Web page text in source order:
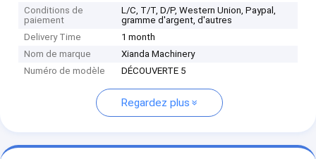
Conditions de
paiement
L/C, T/T, D/P, Western Union, Paypal,
gramme d'argent, d'autres
Delivery Time
1 month
Nom de marque
Xianda Machinery
Numéro de modèle
DÉCOUVERTE 5
Regardez plus